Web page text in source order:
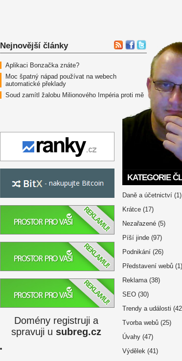
Nejnovější články
Aplikaci Bonzačka znáte?
Moc špatný nápad používat na webech
automatické překlady
Soud zamítl žalobu Milionového Impéria proti mě
Domény registruji a
spravuji u subreg.cz
KATEGORIE
Daně a účetnictví (1)
Krátce (17)
Nezařazené (5)
Píší jinde (97)
Podnikání (26)
Představení webů (1)
Reklama(38)
SEO (30)
Trendy a události
Tvorba webů (25)
Úvahy (47)
Výdělek (41)